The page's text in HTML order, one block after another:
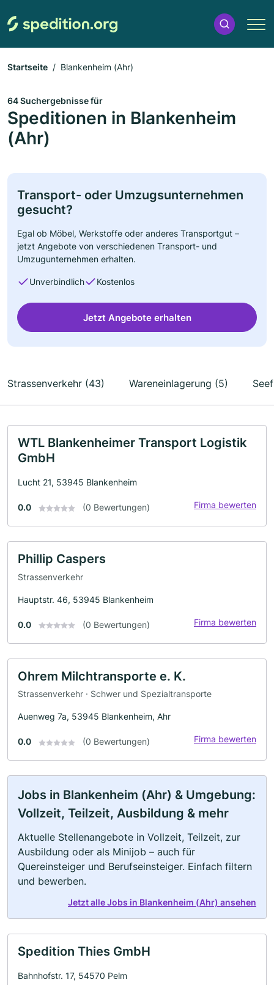
Startseite Blankenheim (Ahr)
64 Suchergebnisse für
Speditionen in Blankenheim
(Ahr)
Transport- oder Umzugsunternehmen
gesucht?
Egal ob Möbel, Werkstoffe oder anderes Transportgut –
jetzt Angebote von verschiedenen Transport- und
Umzugunternehmen erhalten.
Unverbindlich Kostenlos
Jetzt Angebote erhalten
Strassenverkehr (43) Wareneinlagerung (5)
WTL Blankenheimer Transport Logistik
GmbH
Lucht 21, 53945 Blankenheim
0.0 (0 Bewertungen) Firma bewerten
Phillip Caspers
Strassenverkehr
Hauptstr. 46, 53945 Blankenheim
0.0 (0 Bewertungen) Firma bewerten
Ohrem Milchtransporte e. K.
Strassenverkehr · Schwer und Spezialtransporte
Auenweg 7a, 53945 Blankenheim, Ahr
0.0 (0 Bewertungen) Firma bewerten
Jobs in Blankenheim (Ahr) & Umgebung:
Vollzeit, Teilzeit, Ausbildung & mehr
Aktuelle Stellenangebote in Vollzeit, Teilzeit, zur
Ausbildung oder als Minijob – auch für
Quereinsteiger und Berufseinsteiger. Einfach filtern
und bewerben.
Jetzt alle Jobs in Blankenheim (Ahr) ansehen
Spedition Thies GmbH
Bahnhofstr. 17, 54570 Pelm